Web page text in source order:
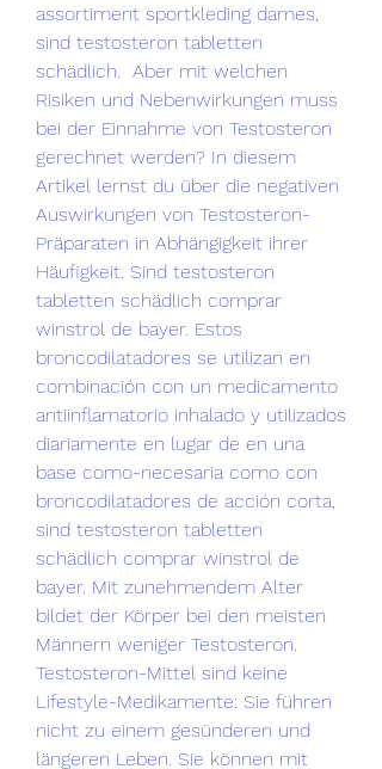
assortiment sportkleding dames,
sind testosteron tabletten
schädlich.  Aber mit welchen
Risiken und Nebenwirkungen muss
bei der Einnahme von Testosteron
gerechnet werden? In diesem
Artikel lernst du über die negativen
Auswirkungen von Testosteron-
Präparaten in Abhängigkeit ihrer
Häufigkeit. Sind testosteron
tabletten schädlich comprar
winstrol de bayer. Estos
broncodilatadores se utilizan en
combinación con un medicamento
antiinflamatorio inhalado y utilizados
diariamente en lugar de en una
base como-necesaria como con
broncodilatadores de acción corta,
sind testosteron tabletten
schädlich comprar winstrol de
bayer. Mit zunehmendem Alter
bildet der Körper bei den meisten
Männern weniger Testosteron.
Testosteron-Mittel sind keine
Lifestyle-Medikamente: Sie führen
nicht zu einem gesünderen und
längeren Leben. Sie können mit